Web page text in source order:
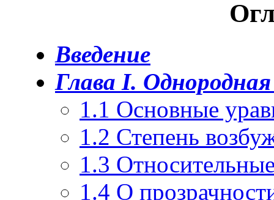
Введение
Глава I. Однородная
1.1 Основные
1.2 Степень
1.3
1.4 О